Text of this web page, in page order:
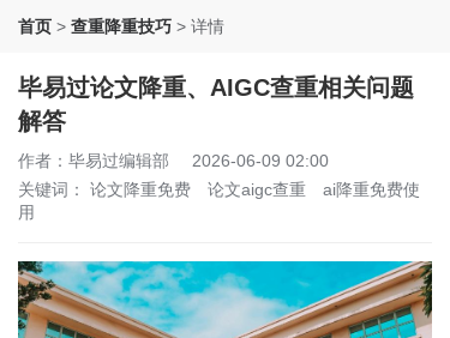
首页 > 查重降重技巧 > 详情
毕易过论文降重、AIGC查重相关问题
解答
作者：毕易过编辑部
2026-06-09 02:00
关键词： 论文降重免费 论文aigc查重
ai降重免费使
用